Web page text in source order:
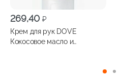
269,40 ₽
Крем для рук DOVE
Кокосовое масло и